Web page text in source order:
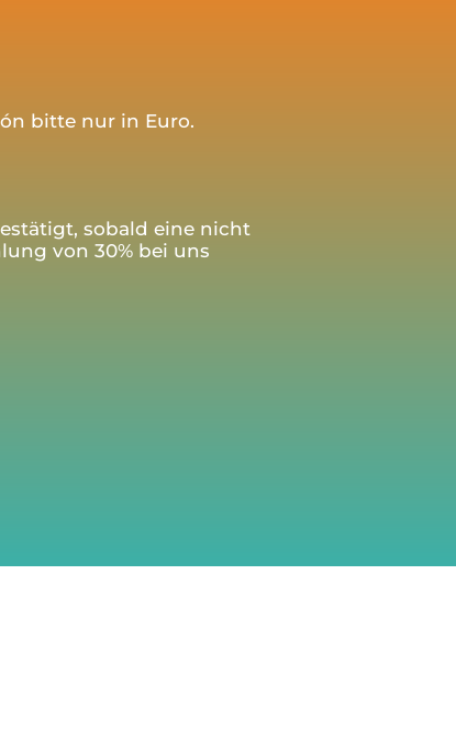
bitte nur in Euro.
sobald eine nicht
von 30% bei uns